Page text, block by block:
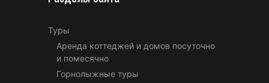
Туры
Аренда коттеджей и домов посуточно
и помесячно
Горнолыжные туры